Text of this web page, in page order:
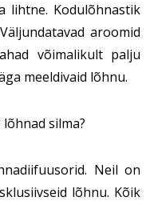
lihtne. Kodulõhnastik
aroomid
võimalikult palju
meeldivaid lõhnu.
silma?
Neil on
lõhnu. Kõik